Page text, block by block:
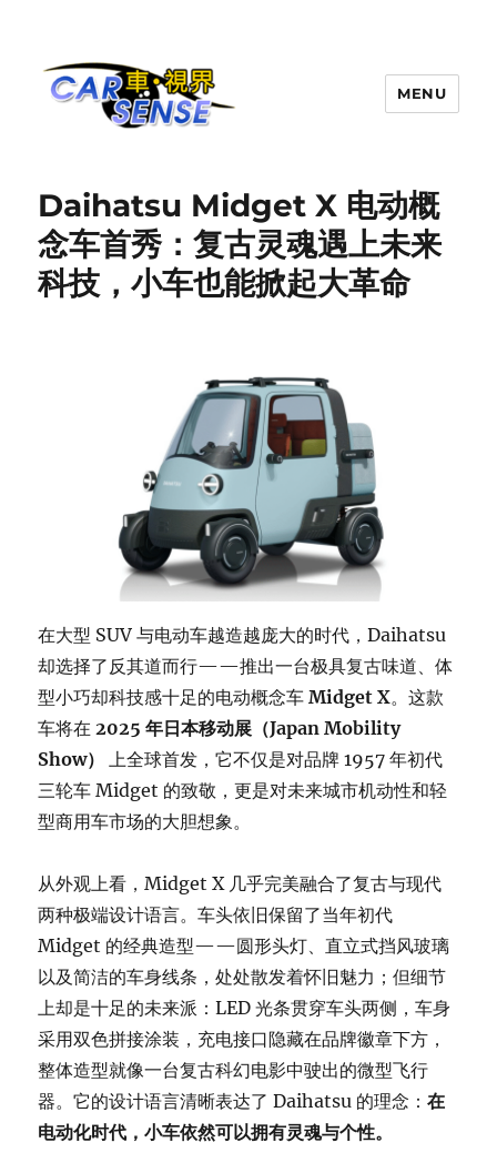
MENU
Daihatsu Midget X 电动概
念车首秀：复古灵魂遇上未来
科技，小车也能掀起大革命
在大型 SUV 与电动车越造越庞大的时代，Daihatsu
却选择了反其道而行——推出一台极具复古味道、体
型小巧却科技感十足的电动概念车Midget X。这款
车将在2025 年日本移动展（Japan Mobility
Show）
上全球首发，它不仅是对品牌 1957 年初代
三轮车 Midget 的致敬，更是对未来城市机动性和轻
型商用车市场的大胆想象。
从外观上看，Midget X 几乎完美融合了复古与现代
两种极端设计语言。车头依旧保留了当年初代
Midget 的经典造型——圆形头灯、直立式挡风玻璃
以及简洁的车身线条，处处散发着怀旧魅力；但细节
上却是十足的未来派：LED 光条贯穿车头两侧，车身
采用双色拼接涂装，充电接口隐藏在品牌徽章下方，
整体造型就像一台复古科幻电影中驶出的微型飞行
器。它的设计语言清晰表达了 Daihatsu 的理念：在
电动化时代，小车依然可以拥有灵魂与个性。